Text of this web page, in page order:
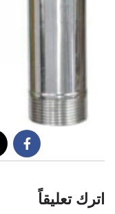
اترك تعليقاً